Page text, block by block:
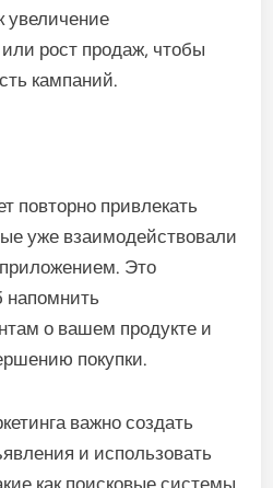
увеличение
рост продаж, чтобы
кампаний.
повторно привлекать
уже взаимодействовали
Это
о вашем продукте и
покупки.
важно создать
и использовать
как поисковые системы